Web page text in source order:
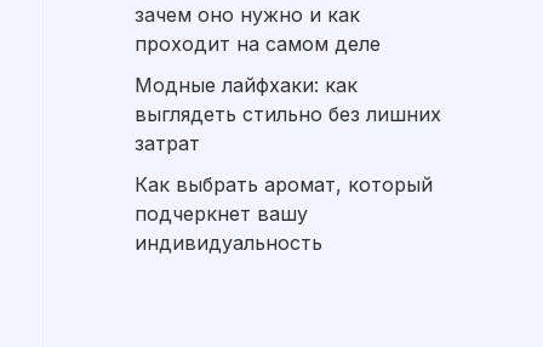
зачем оно нужно и как
проходит на самом деле
Модные лайфхаки: как
выглядеть стильно без лишних
затрат
Как выбрать аромат, который
подчеркнет вашу
индивидуальность